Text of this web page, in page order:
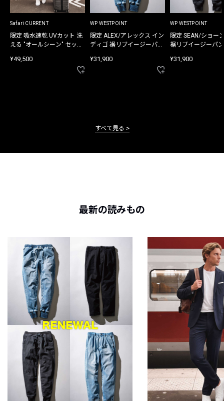
Safari CURRENT
限定 吸水速乾 UVカット 洗
える "オールシーン" セット
¥49,500
WP WESTPOINT
限定 ALEX/アレックス イン
ディゴ 裾リブイージーパン
¥31,900
WP WESTPOINT
限定 SEAN/ショー
裾リブイージーパ
¥31,900
すべて見る
最新の読みもの